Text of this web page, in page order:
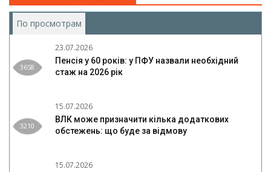
По просмотрам
3658
23.07.2026
Пенсія у 60 років: у ПФУ назвали необхідний
стаж на 2026 рік
3210
15.07.2026
ВЛК може призначити кілька додаткових
обстежень: що буде за відмову
15.07.2026